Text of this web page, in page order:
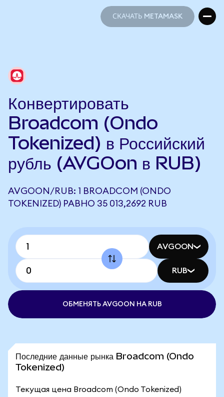
СКАЧАТЬ METAMASK
Конвертировать
Broadcom (Ondo
Tokenized) в Российский
рубль (AVGOon в RUB)
AVGOON/RUB: 1 BROADCOM (ONDO
TOKENIZED) РАВНО 35 013,2692 RUB
AVGOON
RUB
ОБМЕНЯТЬ AVGOON НА RUB
Последние данные рынка Broadcom (Ondo
Tokenized)
Текущая цена Broadcom (Ondo Tokenized)